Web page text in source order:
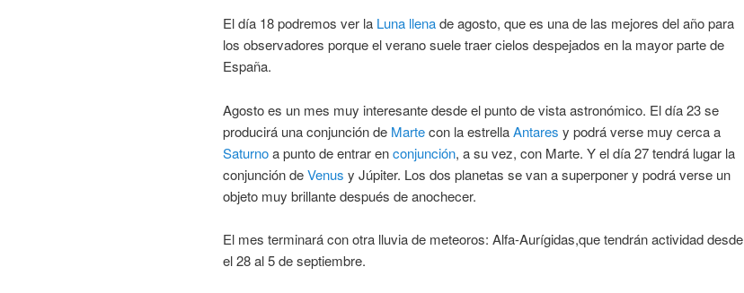
El día 18 podremos ver la Luna llenade agosto, que es una de las mejores del año para
los observadores porque el verano suele traer cielos despejados en la mayor parte de
España.
Agosto es un mes muy interesante desde el punto de vista astronómico. El día 23 se
producirá una conjunción de Martecon la estrellaAntares y podrá verse muy cerca a
Saturnoa punto de entrar enconjunción, a su vez, con Marte. Y el día 27 tendrá lugar la
conjunción deVenus y Júpiter. Los dos planetas se van a superponer y podrá verse un
objeto muy brillante después de anochecer.
El mes terminará con otra lluvia de meteoros: Alfa-Aurígidas,que tendrán actividad desde
el 28 al 5 de septiembre.